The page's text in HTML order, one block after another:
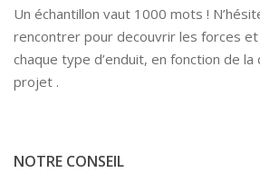
Un échantillon vaut 1000 mots !
rencontrer pour decouvrir les forces
chaque type d’enduit, en fonction de
projet .
NOTRE CONSEIL